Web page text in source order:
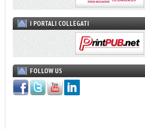
I PORTALI COLLEGATI
FOLLOW US